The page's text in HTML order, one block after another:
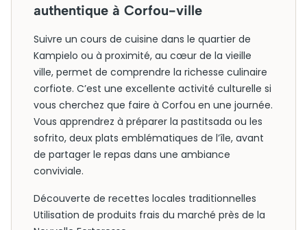
authentique à Corfou-ville
Suivre un cours de cuisine dans le quartier de
Kampielo ou à proximité, au cœur de la vieille
ville, permet de comprendre la richesse culinaire
corfiote. C’est une excellente activité culturelle si
vous cherchez que faire à Corfou en une journée.
Vous apprendrez à préparer la pastitsada ou les
sofrito, deux plats emblématiques de l’île, avant
de partager le repas dans une ambiance
conviviale.
Découverte de recettes locales traditionnelles
Utilisation de produits frais du marché près de la